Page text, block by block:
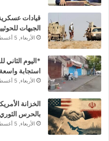
قيادات
الجبهات
الأربعاء, 5 أغسطس 2026 - 7:45 م
*اليوم الثاني
استجابة
الأربعاء, 5 أغسطس 2026 - 7:30 م
الخزانة
بالحرس
الأربعاء, 5 أغسطس 2026 - 7:23 م